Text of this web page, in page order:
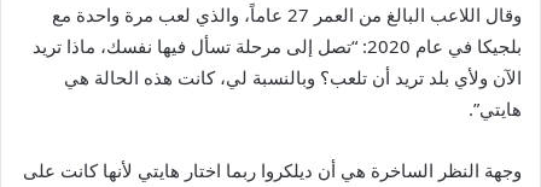
وقال اللاعب البالغ من العمر 27 عاماً، والذي لعب مرة واحدة مع
بلجيكا في عام 2020: “تصل إلى مرحلة تسأل فيها نفسك، ماذا تريد
الآن ولأي بلد تريد أن تلعب؟ وبالنسبة لي، كانت هذه الحالة هي
هايتي”.
وجهة النظر الساخرة هي أن ديلكروا ربما اختار هايتي لأنها كانت على